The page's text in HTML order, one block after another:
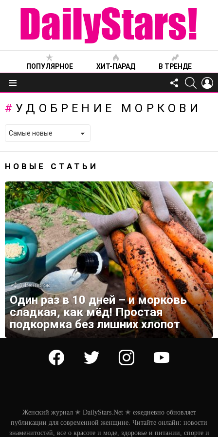
ПОПУЛЯРНОЕ ХИТ-ПАРАД В ТРЕНДЕ
Меню
FOLLOW
US
УДОБРЕНИЕ МОРКОВИ
НОВЫЕ СТАТЬИ
0 Репостов
Один раз в 10 дней – и морковь
сладкая, как мёд! Простая
подкормка без лишних хлопот
facebook twitter instagram youtube
Женский журнал ✭ DailyStars.Net ✭ ежедневно обновляет
публикации для современной женщине. Читайте онлайн: новости
знаменитостей, все о красоте и моде, здоровье и питании, спорте и